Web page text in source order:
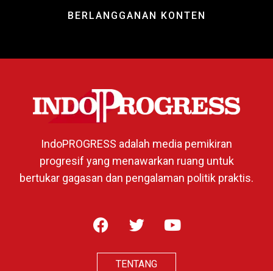
BERLANGGANAN KONTEN
IndoPROGRESS adalah media pemikiran
progresif yang menawarkan ruang untuk
bertukar gagasan dan pengalaman politik praktis.
TENTANG